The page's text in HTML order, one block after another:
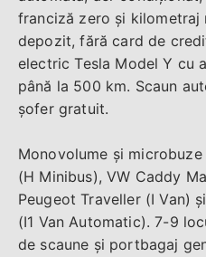
franciză zero și kilometraj
depozit, fără card de
electric Tesla Model Y cu
până la 500 km. Scaun
șofer gratuit.
Monovolume și
(H Minibus), VW Caddy
Peugeot Traveller (I Van)
(I1 Van Automatic). 7-9
de scaune și portbagaj